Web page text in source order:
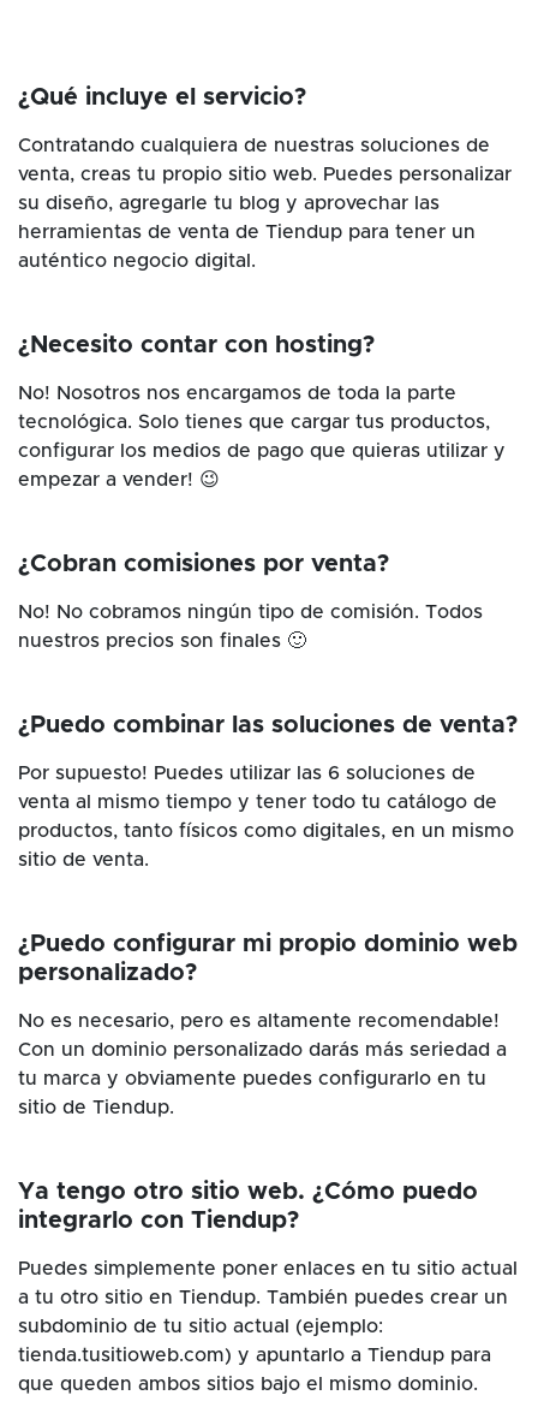
¿Qué incluye el servicio?
Contratando cualquiera de nuestras soluciones de
venta, creas tu propio sitio web. Puedes personalizar
su diseño, agregarle tu blog y aprovechar las
herramientas de venta de Tiendup para tener un
auténtico negocio digital.
¿Necesito contar con hosting?
No! Nosotros nos encargamos de toda la parte
tecnológica. Solo tienes que cargar tus productos,
configurar los medios de pago que quieras utilizar y
empezar a vender! 😉
¿Cobran comisiones por venta?
No! No cobramos ningún tipo de comisión. Todos
nuestros precios son finales 🙂
¿Puedo combinar las soluciones de venta?
Por supuesto! Puedes utilizar las 6 soluciones de
venta al mismo tiempo y tener todo tu catálogo de
productos, tanto físicos como digitales, en un mismo
sitio de venta.
¿Puedo configurar mi propio dominio web
personalizado?
No es necesario, pero es altamente recomendable!
Con un dominio personalizado darás más seriedad a
tu marca y obviamente puedes configurarlo en tu
sitio de Tiendup.
Ya tengo otro sitio web. ¿Cómo puedo
integrarlo con Tiendup?
Puedes simplemente poner enlaces en tu sitio actual
a tu otro sitio en Tiendup. También puedes crear un
subdominio de tu sitio actual (ejemplo:
tienda.tusitioweb.com) y apuntarlo a Tiendup para
que queden ambos sitios bajo el mismo dominio.